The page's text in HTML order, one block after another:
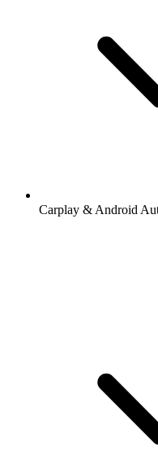
Carplay & Android